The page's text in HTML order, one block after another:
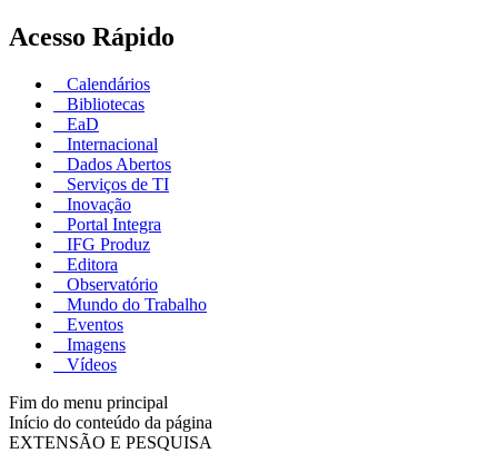
Acesso Rápido
Calendários
Bibliotecas
EaD
Internacional
Dados Abertos
Serviços de TI
Inovação
Portal Integra
IFG Produz
Editora
Observatório
Mundo do Trabalho
Eventos
Imagens
Vídeos
Fim do menu principal
Início do conteúdo da página
EXTENSÃO E PESQUISA